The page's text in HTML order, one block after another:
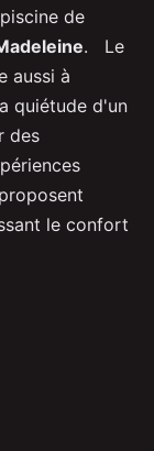
de
. Le
aussi à
quiétude d'un
des
le confort